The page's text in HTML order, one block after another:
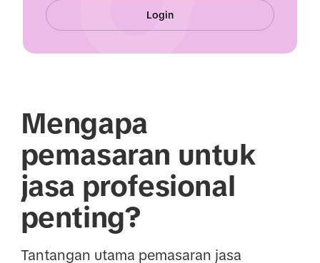
Login
Mengapa
pemasaran untuk
jasa profesional
penting?
Tantangan utama pemasaran jasa